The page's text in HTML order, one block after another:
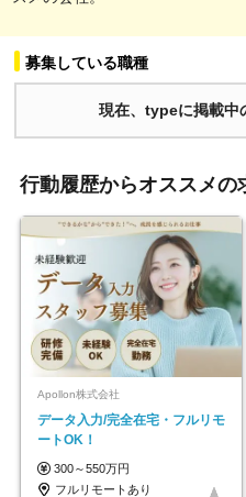
募集している職種
現在、typeに掲載中
行動履歴からオススメの
Apollon株式会社
データ入力/完全在宅・フルリモ
ートOK！
300～550万円
フルリモートあり